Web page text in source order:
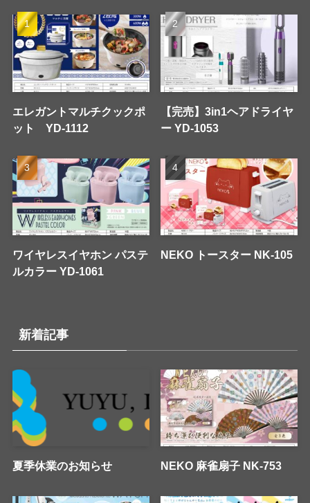
エレガントマルチクックポ
ット YD-1112
【完売】3in1ヘアドライヤ
ー YD-1053
ワイヤレスイヤホン パステ
ルカラー YD-1061
NEKO トースター NK-105
新着記事
夏季休業のお知らせ NEKO 麻雀扇子 NK-753